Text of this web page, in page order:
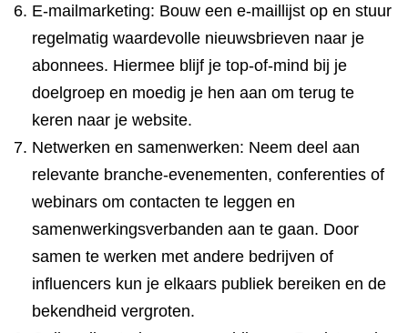
E-mailmarketing: Bouw een e-maillijst op en stuur
regelmatig waardevolle nieuwsbrieven naar je
abonnees. Hiermee blijf je top-of-mind bij je
doelgroep en moedig je hen aan om terug te
keren naar je website.
Netwerken en samenwerken: Neem deel aan
relevante branche-evenementen, conferenties of
webinars om contacten te leggen en
samenwerkingsverbanden aan te gaan. Door
samen te werken met andere bedrijven of
influencers kun je elkaars publiek bereiken en de
bekendheid vergroten.